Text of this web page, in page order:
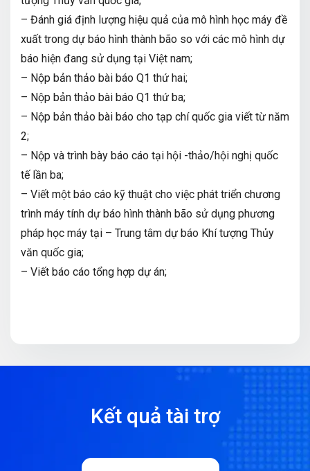
– Đánh giá định lượng hiệu quả của mô hình học máy đề
xuất trong dự báo hình thành bão so với các mô hình dự
báo hiện đang sử dụng tại Việt nam;
– Nộp bản thảo bài báo Q1 thứ hai;
– Nộp bản thảo bài báo Q1 thứ ba;
– Nộp bản thảo bài báo cho tạp chí quốc gia viết từ năm
2;
– Nộp và trình bày báo cáo tại hội -thảo/hội nghị quốc
tế lần ba;
– Viết một báo cáo kỹ thuật cho việc phát triển chương
trình máy tính dự báo hình thành bão sử dụng phương
pháp học máy tại – Trung tâm dự báo Khí tượng Thủy
văn quốc gia;
– Viết báo cáo tổng hợp dự án;
Kết quả tài trợ